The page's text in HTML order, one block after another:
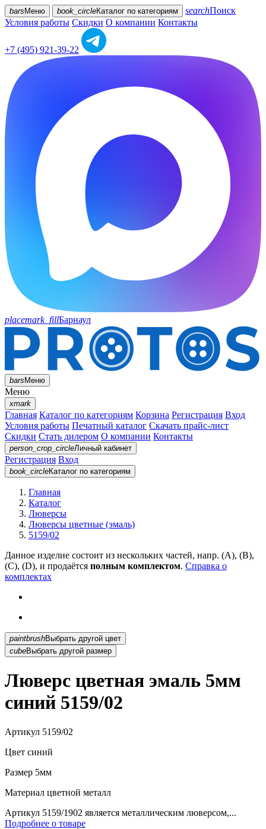
bars Меню book_circleКаталог по категориям searchПоиск
Условия работы Скидки О компании Контакты
+7 (495) 921-39-22
placemark_fillБарнаул
barsМеню
Меню
xmark
Главная Каталог по категориям Корзина Регистрация Вход
Условия работы Печатный каталог Скачать прайс-лист
Скидки Стать дилером О компании Контакты
person_crop_circleЛичный кабинет
Регистрация Вход
book_circleКаталог по категориям
Главная
Каталог
Люверсы
Люверсы цветные (эмаль)
5159/02
Данное изделие состоит из нескольких частей, напр. (А), (B),
(С), (D), и продаётся полным комплектом. Справка о
комплектах
paintbrush
Выбрать другой цвет
cubeВыбрать другой размер
Люверс цветная эмаль 5мм
синий 5159/02
Артикул 5159/02
Цвет синий
Размер 5мм
Материал цветной металл
Артикул 5159/1902 является металлическим люверсом,...
Подробнее о товаре